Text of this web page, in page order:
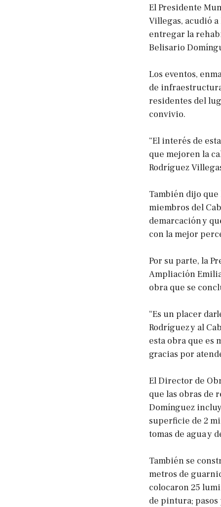
El Presidente
Villegas, acudió
entregar la
Belisario
Los eventos,
de
residentes del
convivio.
“El interés de
que mejoren la
Rodríguez
También dijo
miembros del
demarcación y
con la mejor
Por su parte, la
Ampliación
obra que se
“Es un placer
Rodríguez y al
esta obra que es
gracias por
El Director de
que las obras de
Domínguez
superficie de 2
tomas de agua y
También se
metros de
colocaron 25
de pintura;